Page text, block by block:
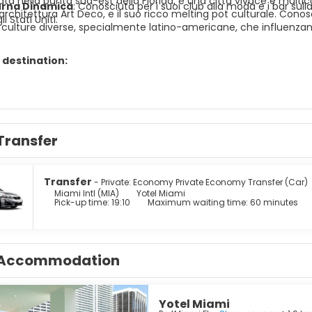
Art Deco, e il suo ricco melting pot culturale.
diverse, specialmente latino-americane, che
Dinamica:Conosciuta per i suoi club alla moda e i bar
Stati Uniti.
Transfer - Private: Economy Private Economy Transfer (Car)
Miami Intl (MIA)
Yotel Miami
Pick-up time: 19:10 Maximum waiting time: 60 minutes
Yotel Miami